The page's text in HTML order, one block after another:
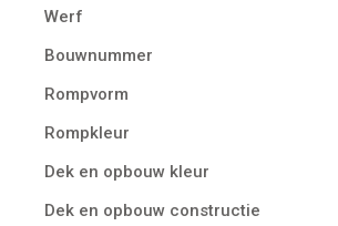
Werf
Bouwnummer
Rompvorm
Rompkleur
Dek en opbouw kleur
Dek en opbouw constructie